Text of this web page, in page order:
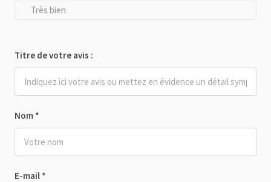
Nom *
E-mail *
Très bien
Titre de votre avis :